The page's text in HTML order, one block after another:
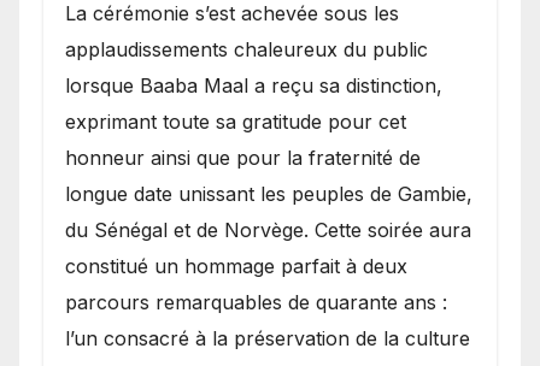
​La cérémonie s’est achevée sous les
applaudissements chaleureux du public
lorsque Baaba Maal a reçu sa distinction,
exprimant toute sa gratitude pour cet
honneur ainsi que pour la fraternité de
longue date unissant les peuples de Gambie,
du Sénégal et de Norvège. Cette soirée aura
constitué un hommage parfait à deux
parcours remarquables de quarante ans :
l’un consacré à la préservation de la culture